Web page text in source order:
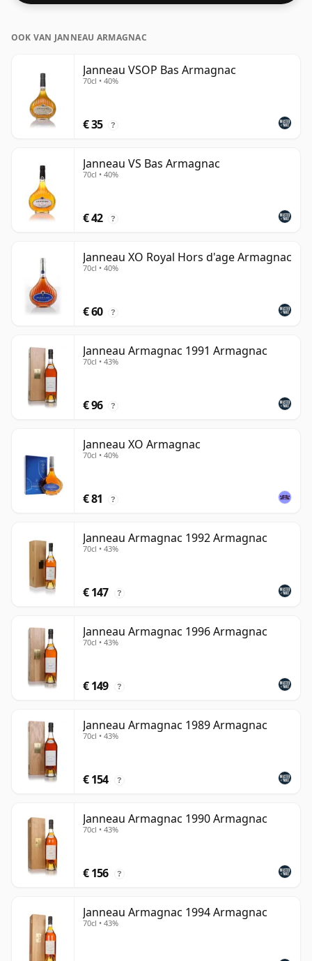
OOK VAN JANNEAU ARMAGNAC
Janneau VSOP Bas Armagnac
70cl • 40%
€ 35 ?
Janneau VS Bas Armagnac
70cl • 40%
€ 42 ?
Janneau XO Royal Hors d'age Armagnac
70cl • 40%
€ 60 ?
Janneau Armagnac 1991 Armagnac
70cl • 43%
€ 96 ?
Janneau XO Armagnac
70cl • 40%
€ 81 ?
Janneau Armagnac 1992 Armagnac
70cl • 43%
€ 147 ?
Janneau Armagnac 1996 Armagnac
70cl • 43%
€ 149 ?
Janneau Armagnac 1989 Armagnac
70cl • 43%
€ 154 ?
Janneau Armagnac 1990 Armagnac
70cl • 43%
€ 156 ?
Janneau Armagnac 1994 Armagnac
70cl • 43%